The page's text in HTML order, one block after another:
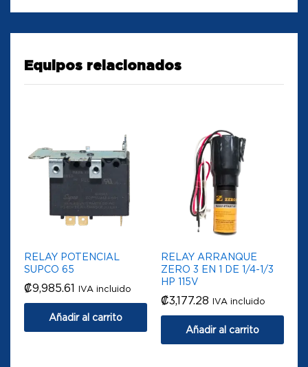
Equipos relacionados
RELAY POTENCIAL
SUPCO 65
₡9,985.61 IVA incluido
Añadir al carrito
RELAY ARRANQUE
ZERO 3 EN 1 DE 1/4-1/3
HP 115V
₡3,177.28 IVA incluido
Añadir al carrito